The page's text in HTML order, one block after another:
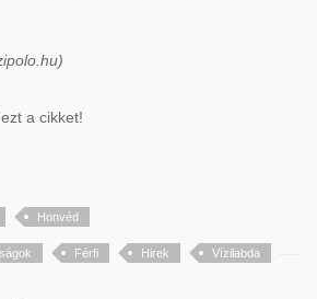
a cikket!
Honvéd
Férfi Hirek Vízilabda